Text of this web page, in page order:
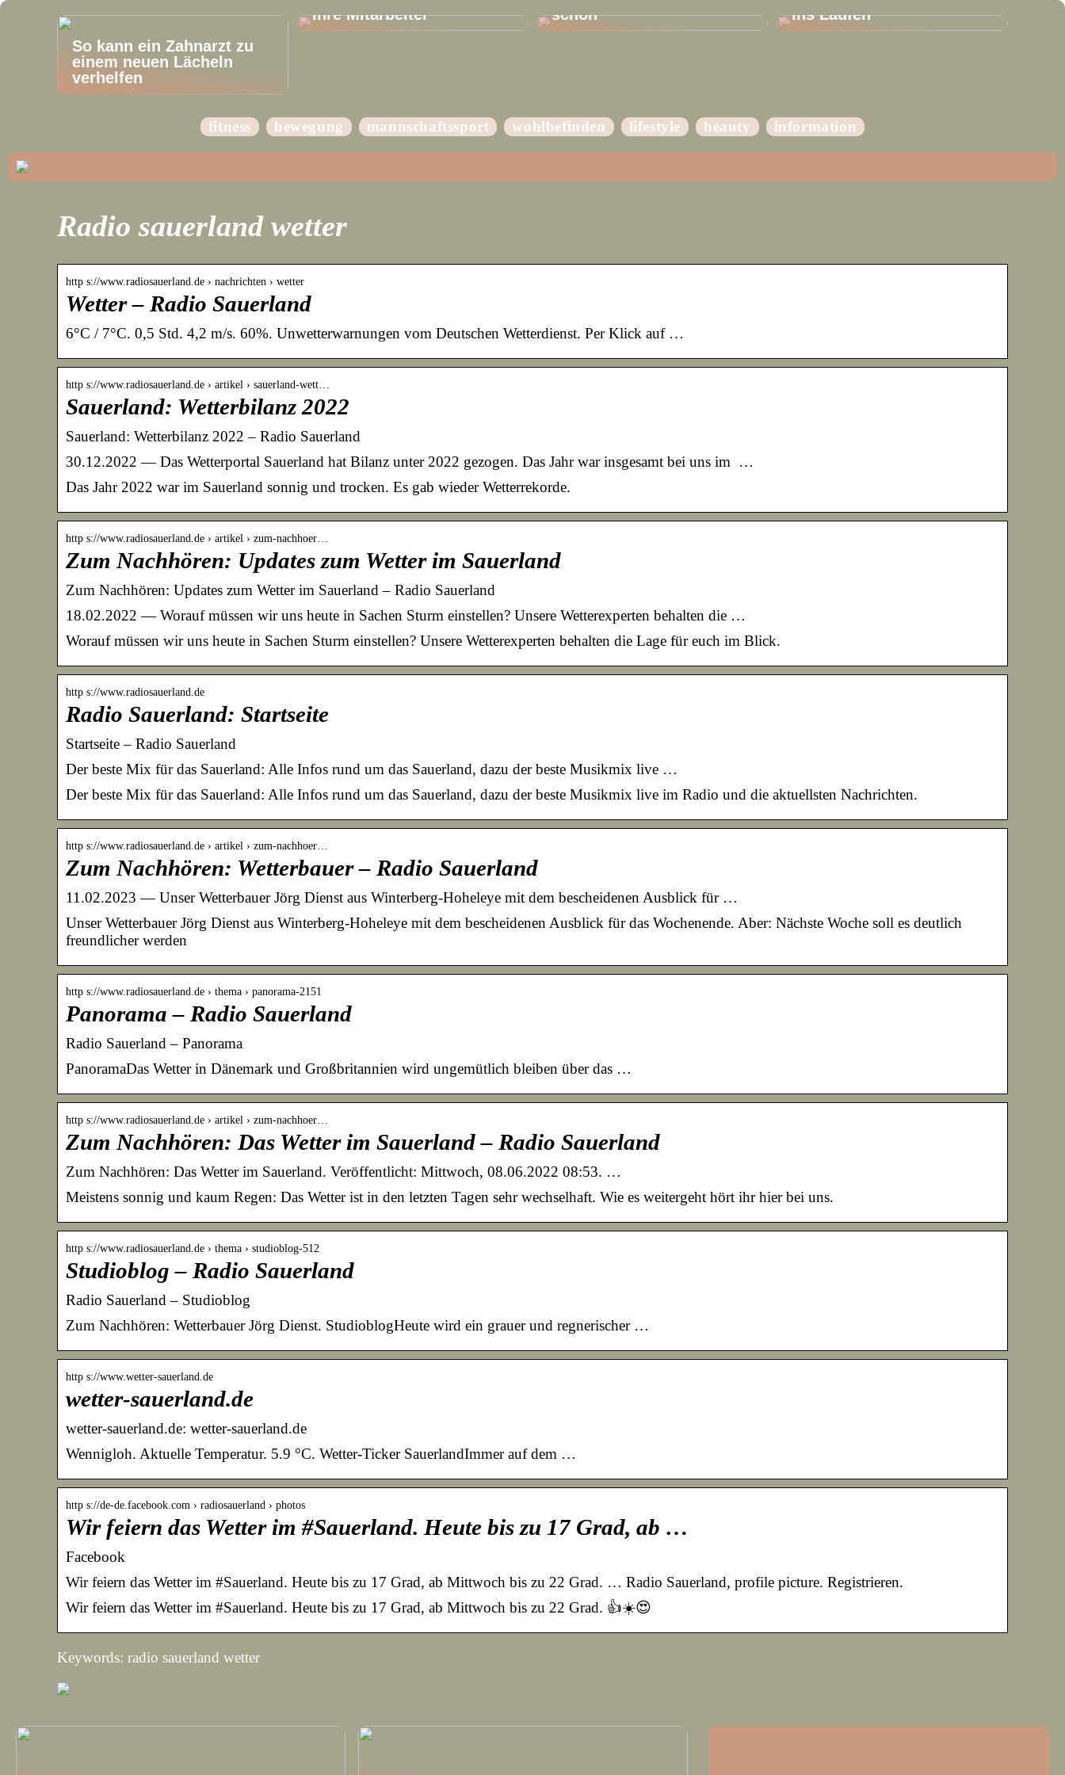
So kann ein Zahnarzt zu
einem neuen Lächeln
verhelfen
Ihre Mitarbeiter
schön
ins Laufen
fitness bewegung mannschaftssport wohlbefinden lifestyle beauty information
Radio sauerland wetter
http s://www.radiosauerland.de › nachrichten › wetter
Wetter – Radio Sauerland
6°C / 7°C. 0,5 Std. 4,2 m/s. 60%. Unwetterwarnungen vom Deutschen Wetterdienst. Per Klick auf …
http s://www.radiosauerland.de › artikel › sauerland-wett…
Sauerland: Wetterbilanz 2022
Sauerland: Wetterbilanz 2022 – Radio Sauerland
30.12.2022 — Das Wetterportal Sauerland hat Bilanz unter 2022 gezogen. Das Jahr war insgesamt bei uns im …
Das Jahr 2022 war im Sauerland sonnig und trocken. Es gab wieder Wetterrekorde.
http s://www.radiosauerland.de › artikel › zum-nachhoer…
Zum Nachhören: Updates zum Wetter im Sauerland
Zum Nachhören: Updates zum Wetter im Sauerland – Radio Sauerland
18.02.2022 — Worauf müssen wir uns heute in Sachen Sturm einstellen? Unsere Wetterexperten behalten die …
Worauf müssen wir uns heute in Sachen Sturm einstellen? Unsere Wetterexperten behalten die Lage für euch im Blick.
http s://www.radiosauerland.de
Radio Sauerland: Startseite
Startseite – Radio Sauerland
Der beste Mix für das Sauerland: Alle Infos rund um das Sauerland, dazu der beste Musikmix live …
Der beste Mix für das Sauerland: Alle Infos rund um das Sauerland, dazu der beste Musikmix live im Radio und die aktuellsten Nachrichten.
http s://www.radiosauerland.de › artikel › zum-nachhoer…
Zum Nachhören: Wetterbauer – Radio Sauerland
11.02.2023 — Unser Wetterbauer Jörg Dienst aus Winterberg-Hoheleye mit dem bescheidenen Ausblick für …
Unser Wetterbauer Jörg Dienst aus Winterberg-Hoheleye mit dem bescheidenen Ausblick für das Wochenende. Aber: Nächste Woche soll es deutlich
freundlicher werden
http s://www.radiosauerland.de › thema › panorama-2151
Panorama – Radio Sauerland
Radio Sauerland – Panorama
PanoramaDas Wetter in Dänemark und Großbritannien wird ungemütlich bleiben über das …
http s://www.radiosauerland.de › artikel › zum-nachhoer…
Zum Nachhören: Das Wetter im Sauerland – Radio Sauerland
Zum Nachhören: Das Wetter im Sauerland. Veröffentlicht: Mittwoch, 08.06.2022 08:53. …
Meistens sonnig und kaum Regen: Das Wetter ist in den letzten Tagen sehr wechselhaft. Wie es weitergeht hört ihr hier bei uns.
http s://www.radiosauerland.de › thema › studioblog-512
Studioblog – Radio Sauerland
Radio Sauerland – Studioblog
Zum Nachhören: Wetterbauer Jörg Dienst. StudioblogHeute wird ein grauer und regnerischer …
http s://www.wetter-sauerland.de
wetter-sauerland.de
wetter-sauerland.de: wetter-sauerland.de
Wennigloh. Aktuelle Temperatur. 5.9 °C. Wetter-Ticker SauerlandImmer auf dem …
http s://de-de.facebook.com › radiosauerland › photos
Wir feiern das Wetter im #Sauerland. Heute bis zu 17 Grad, ab …
Facebook
Wir feiern das Wetter im #Sauerland. Heute bis zu 17 Grad, ab Mittwoch bis zu 22 Grad. … Radio Sauerland, profile picture. Registrieren.
Wir feiern das Wetter im #Sauerland. Heute bis zu 17 Grad, ab Mittwoch bis zu 22 Grad. 👍☀️😍
Keywords: radio sauerland wetter